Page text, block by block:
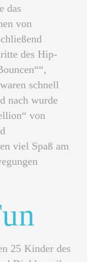
das
von
des Hip-
schnell
nach wurde
von
viel Spaß am
25 Kinder des